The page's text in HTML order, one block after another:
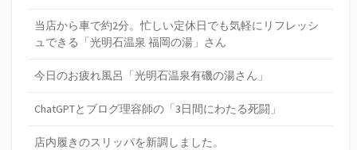
当店から車で約2分。忙しい定休日でも気軽にリフレッシ
ュできる「光明石温泉 福岡の湯」さん
今日のお疲れ風呂「光明石温泉有磯の湯さん」
ChatGPTとブログ理容師の「3日間にわたる死闘」
店内履きのスリッパを新調しました。